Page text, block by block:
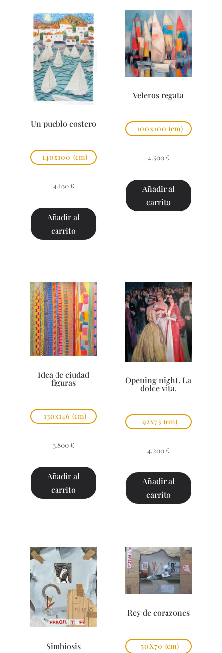
Un pueblo costero
140x100 (cm)
4.630 €
Añadir al
carrito
Veleros regata
100x100 (cm)
4.500 €
Añadir al
carrito
Idea de ciudad
figuras
130x146 (cm)
3.800 €
Añadir al
carrito
Opening night. La
dolce vita.
92x73 (cm)
4.200 €
Añadir al
carrito
Simbiosis
Rey de corazones
50X70 (cm)